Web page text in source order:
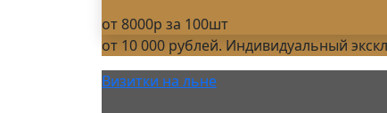
от 8000р за 100шт
от 10 000 рублей. Индивидуальный
Визитки на льне